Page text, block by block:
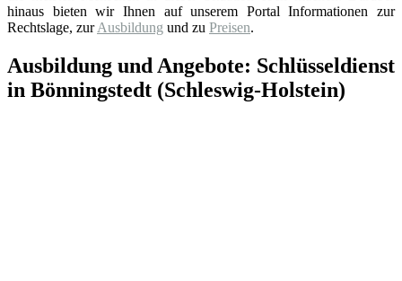
hinaus bieten wir Ihnen auf unserem Portal Informationen zur
Rechtslage, zurAusbildung und zu Preisen.
Ausbildung und Angebote: Schlüsseldienst
in Bönningstedt (Schleswig-Holstein)